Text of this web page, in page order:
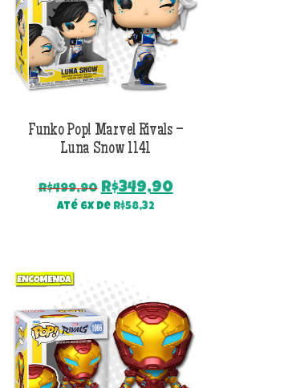
Funko Pop! Marvel Rivals –
Luna Snow 1141
R$499,90 O
preço
R$349,90O
Até 6x de R$58,32